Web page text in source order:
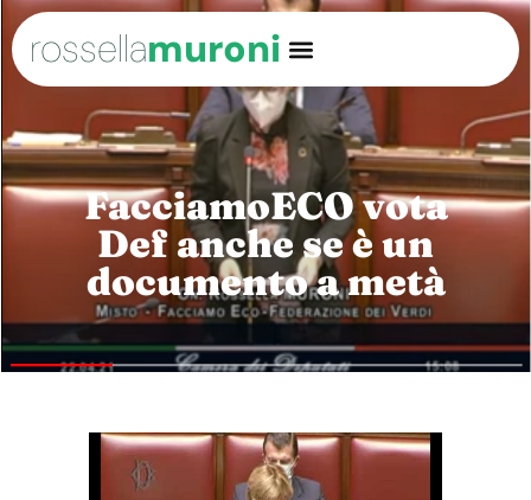
rossellamuroni
FacciamoECO vota
Def anche se è un
documento a metà